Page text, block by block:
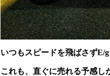
いつもスピードを飛ばさずE/
これも、直ぐに売れる予感